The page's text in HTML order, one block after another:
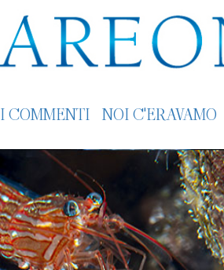
I COMMENTI NOI C'ERAVAMO